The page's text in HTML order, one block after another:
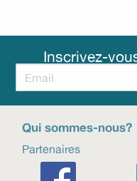
Inscrivez-
Qui sommes-nous?
Partenaires